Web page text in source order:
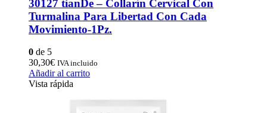
30127 tianDe – Collarín Cervical Con
Turmalina Para Libertad Con Cada
Movimiento-1Pz.
0 de 5
30,30€ IVA incluido
Añadir al carrito
Vista rápida